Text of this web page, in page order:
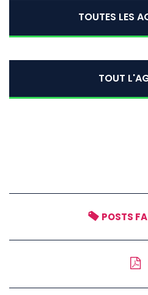
TOUTES LES
TOUT
POSTS